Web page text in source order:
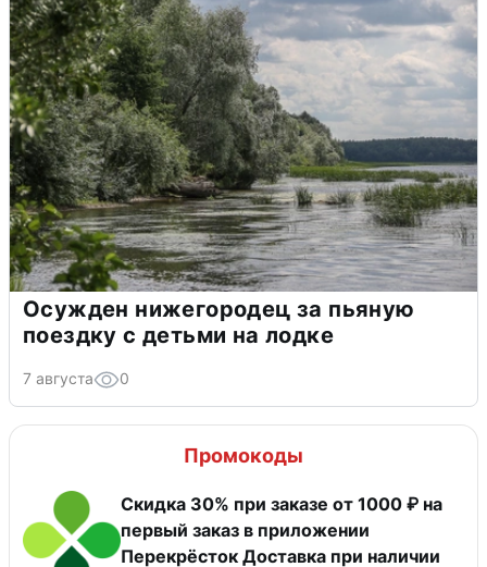
Осужден нижегородец за пьяную
поездку с детьми на лодке
7 августа 0
Промокоды
Скидка 30% при заказе от 1000 ₽ на
первый заказ в приложении
Перекрёсток Доставка при наличии